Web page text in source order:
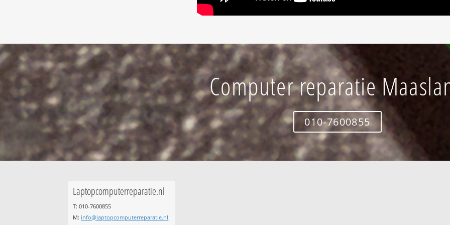
Computer reparatie
010-7600855
Laptopcomputerreparatie.nl
T: 010-7600855
M: info@laptopcomputerreparatie.nl